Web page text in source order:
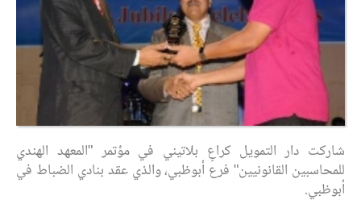
شاركت دار التمويل كراعٍ بلاتيني في مؤتمر "المعهد الهندي
للمحاسبين القانونيين" فرع أبوظبي، والذي عقد بنادي الضباط في
أبوظبي.